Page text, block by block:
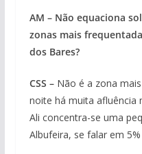
AM – Não equaciona
zonas mais
dos Bares?
CSS –Não é a zona
noite há muita afluência
Ali concentra-se uma
Albufeira, se falar em